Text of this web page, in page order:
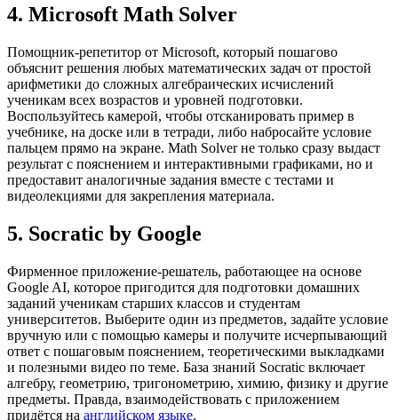
4. Microsoft Math Solver
Помощник-репетитор от Microsoft, который пошагово
объяснит решения любых математических задач от простой
арифметики до сложных алгебраических исчислений
ученикам всех возрастов и уровней подготовки.
Воспользуйтесь камерой, чтобы отсканировать пример в
учебнике, на доске или в тетради, либо набросайте условие
пальцем прямо на экране. Math Solver не только сразу выдаст
результат с пояснением и интерактивными графиками, но и
предоставит аналогичные задания вместе с тестами и
видеолекциями для закрепления материала.
5. Socratic by Google
Фирменное приложение-решатель, работающее на основе
Google AI, которое пригодится для подготовки домашних
заданий ученикам старших классов и студентам
университетов. Выберите один из предметов, задайте условие
вручную или с помощью камеры и получите исчерпывающий
ответ с пошаговым пояснением, теоретическими выкладками
и полезными видео по теме. База знаний Socratic включает
алгебру, геометрию, тригонометрию, химию, физику и другие
предметы. Правда, взаимодействовать с приложением
придётся на английском языке.